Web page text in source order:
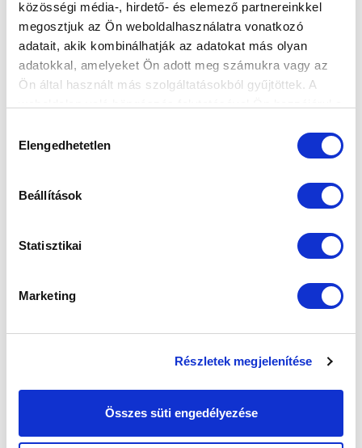
közösségi média-, hirdető- és elemező partnereinkkel
megosztjuk az Ön weboldalhasználatra vonatkozó
adatait, akik kombinálhatják az adatokat más olyan
adatokkal, amelyeket Ön adott meg számukra vagy az
Ön által használt más szolgáltatásokból gyűjtöttek. A
kiválasztása
Elengedhetetlen
Beállítások
Statisztikai
Marketing
Részletek megjelenítése
Összes süti engedélyezése
VS
MTK BUDAPEST
MTK BUDAPEST HÍRLEVÉL
Ne maradjon le egy eseményről sem! Iratkozzon fel ingyenes